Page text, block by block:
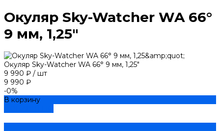
Окуляр Sky-Watcher WA 66°
9 мм, 1,25"
Окуляр Sky-Watcher WA 66° 9 мм, 1,25"
9 990 ₽ / шт
9 990 ₽
-0%
В корзину